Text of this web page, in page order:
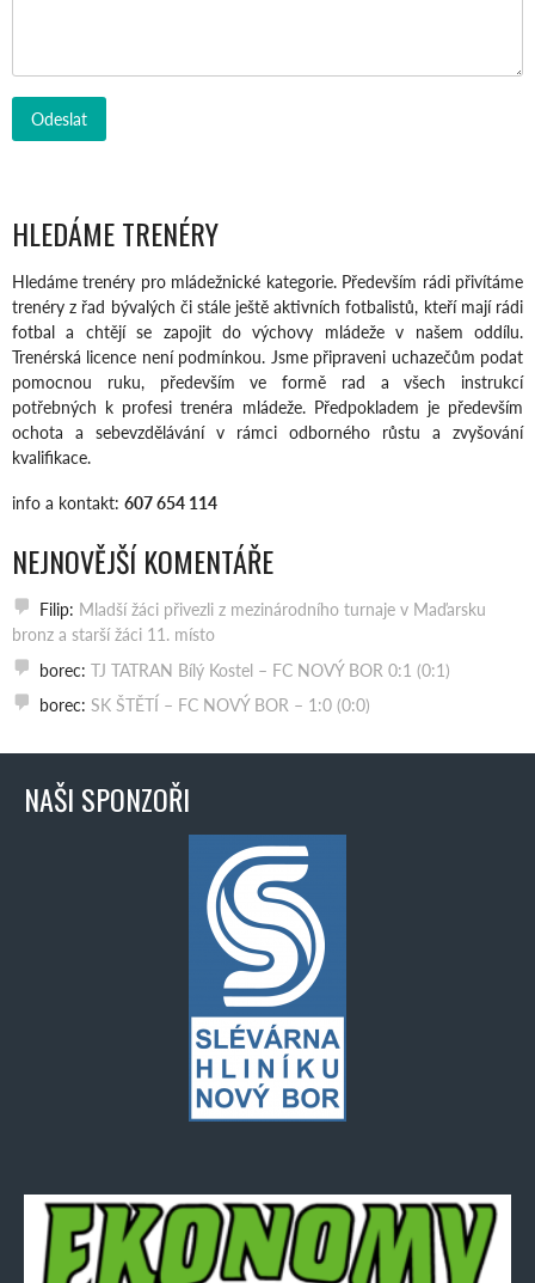
HLEDÁME TRENÉRY
Hledáme trenéry pro mládežnické kategorie. Především rádi přivítáme
trenéry z řad bývalých či stále ještě aktivních fotbalistů, kteří mají rádi
fotbal a chtějí se zapojit do výchovy mládeže v našem oddílu.
Trenérská licence není podmínkou. Jsme připraveni uchazečům podat
pomocnou ruku, především ve formě rad a všech instrukcí
potřebných k profesi trenéra mládeže. Předpokladem je především
ochota a sebevzdělávání v rámci odborného růstu a zvyšování
kvalifikace.
info a kontakt: 607 654 114
NEJNOVĚJŠÍ KOMENTÁŘE
Filip: Mladší žáci přivezli z mezinárodního turnaje v Maďarsku
bronz a starší žáci 11. místo
borec: TJ TATRAN Bílý Kostel – FC NOVÝ BOR 0:1 (0:1)
borec: SK ŠTĚTÍ – FC NOVÝ BOR – 1:0 (0:0)
NAŠI SPONZOŘI